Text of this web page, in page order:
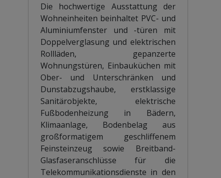
Die hochwertige Ausstattung der
Wohneinheiten beinhaltet PVC- und
Aluminiumfenster und -türen mit
Doppelverglasung und elektrischen
Rollläden, gepanzerte
Wohnungstüren, Einbauküchen mit
Ober- und Unterschränken und
Dunstabzugshaube, erstklassige
Sanitärobjekte, elektrische
Fußbodenheizung in Bädern,
Klimaanlage, Bodenbelag aus
großformatigem geschliffenem
Feinsteinzeug sowie Breitband-
Glasfaseranschlüsse für die
Telekommunikationsdienste in den